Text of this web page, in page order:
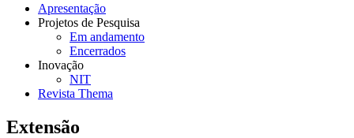
Apresentação
Projetos de Pesquisa
Em andamento
Encerrados
Inovação
NIT
Revista Thema
Extensão